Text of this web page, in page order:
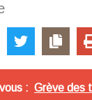
: Grève des